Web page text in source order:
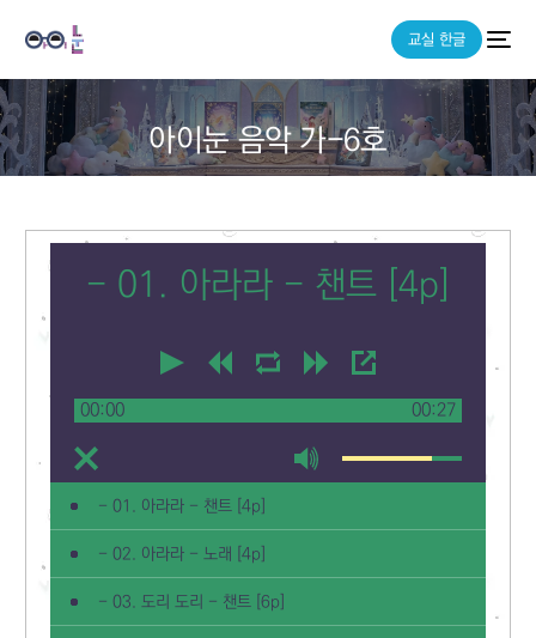
교실 한글
아이눈 음악 가-6호
- 01. 아라라 - 챈트 [4p]
00:00 00:27
- 01. 아라라 - 챈트 [4p]
- 02. 아라라 - 노래 [4p]
- 03. 도리 도리 - 챈트 [6p]